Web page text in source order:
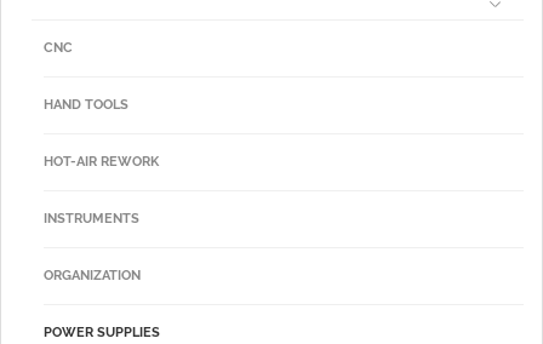
CNC
HAND TOOLS
HOT-AIR REWORK
INSTRUMENTS
ORGANIZATION
POWER SUPPLIES